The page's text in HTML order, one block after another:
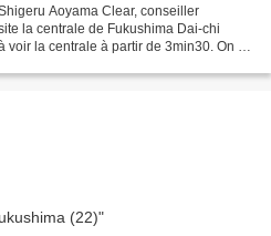
Aoyama Clear, conseiller
la centrale de Fukushima Dai-chi
voir la centrale à partir de 3min30. On se